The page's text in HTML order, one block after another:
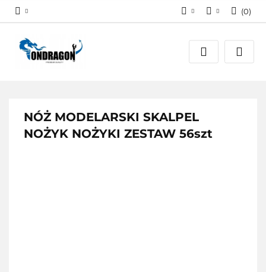
PLN
Zaloguj się
Załóż konto
(0)
NÓŻ MODELARSKI SKALPEL
NOŻYK NOŻYKI ZESTAW 56szt